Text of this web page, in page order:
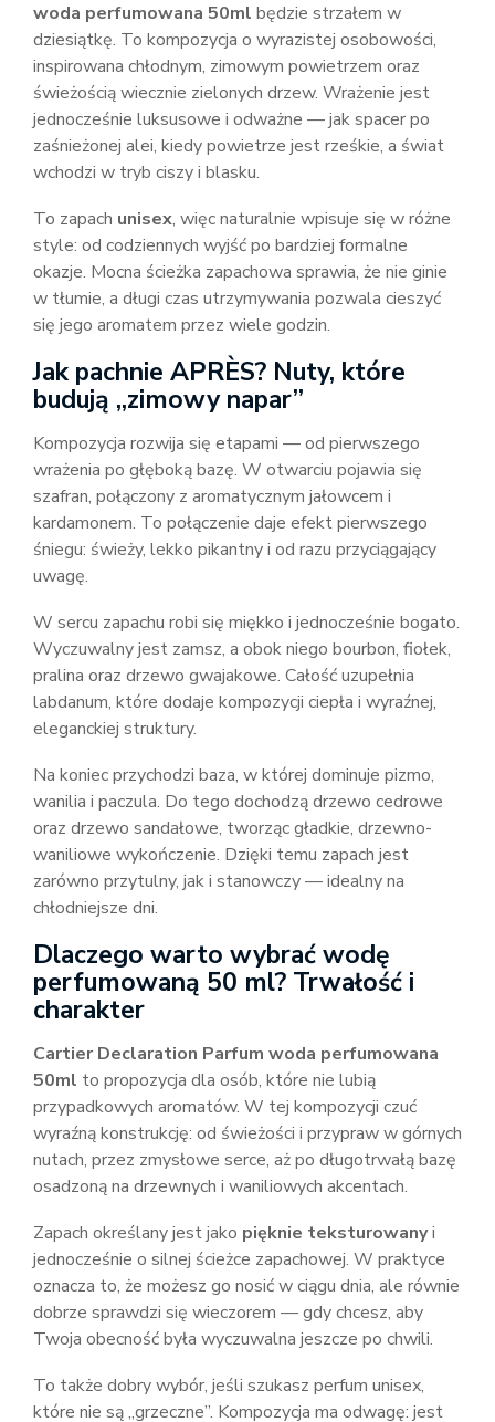
woda perfumowana 50ml będzie strzałem w
dziesiątkę. To kompozycja o wyrazistej osobowości,
inspirowana chłodnym, zimowym powietrzem oraz
świeżością wiecznie zielonych drzew. Wrażenie jest
jednocześnie luksusowe i odważne — jak spacer po
zaśnieżonej alei, kiedy powietrze jest rześkie, a świat
wchodzi w tryb ciszy i blasku.
To zapach unisex, więc naturalnie wpisuje się w różne
style: od codziennych wyjść po bardziej formalne
okazje. Mocna ścieżka zapachowa sprawia, że nie ginie
w tłumie, a długi czas utrzymywania pozwala cieszyć
się jego aromatem przez wiele godzin.
Jak pachnie APRÈS? Nuty, które
budują „zimowy napar”
Kompozycja rozwija się etapami — od pierwszego
wrażenia po głęboką bazę. W otwarciu pojawia się
szafran, połączony z aromatycznym jałowcem i
kardamonem. To połączenie daje efekt pierwszego
śniegu: świeży, lekko pikantny i od razu przyciągający
uwagę.
W sercu zapachu robi się miękko i jednocześnie bogato.
Wyczuwalny jest zamsz, a obok niego bourbon, fiołek,
pralina oraz drzewo gwajakowe. Całość uzupełnia
labdanum, które dodaje kompozycji ciepła i wyraźnej,
eleganckiej struktury.
Na koniec przychodzi baza, w której dominuje pizmo,
wanilia i paczula. Do tego dochodzą drzewo cedrowe
oraz drzewo sandałowe, tworząc gładkie, drzewno-
waniliowe wykończenie. Dzięki temu zapach jest
zarówno przytulny, jak i stanowczy — idealny na
chłodniejsze dni.
Dlaczego warto wybrać wodę
perfumowaną 50 ml? Trwałość i
charakter
Cartier Declaration Parfum woda perfumowana
50ml to propozycja dla osób, które nie lubią
przypadkowych aromatów. W tej kompozycji czuć
wyraźną konstrukcję: od świeżości i przypraw w górnych
nutach, przez zmysłowe serce, aż po długotrwałą bazę
osadzoną na drzewnych i waniliowych akcentach.
Zapach określany jest jako pięknie teksturowanyi
jednocześnie o silnej ścieżce zapachowej. W praktyce
oznacza to, że możesz go nosić w ciągu dnia, ale równie
dobrze sprawdzi się wieczorem — gdy chcesz, aby
Twoja obecność była wyczuwalna jeszcze po chwili.
To także dobry wybór, jeśli szukasz perfum unisex,
które nie są „grzeczne”. Kompozycja ma odwagę: jest